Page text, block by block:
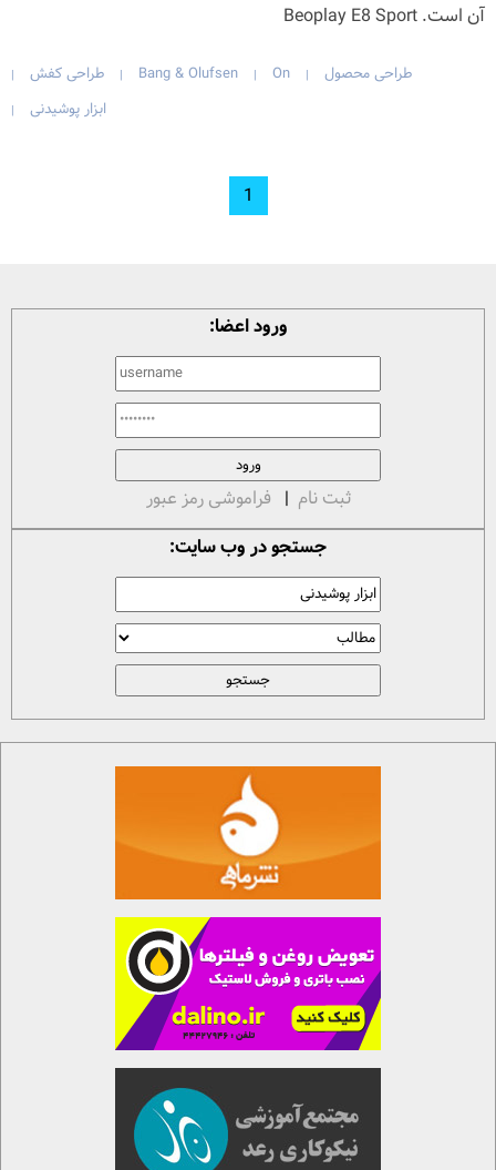
آن است. Beoplay E8 Sport
طراحی محصول |
On
|
Bang & Olufsen
| طراحی کفش |
ابزار پوشیدنی |
1
ورود اعضا:
ثبت نام | فراموشی رمز عبور
جستجو در وب سایت: